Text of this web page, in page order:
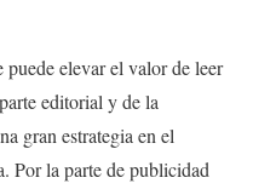
puede elevar el valor de leer
editorial y de la
gran estrategia en el
Por la parte de publicidad